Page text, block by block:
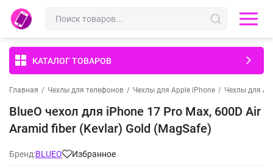
КАТАЛОГ ТОВАРОВ
Главная / Чехлы для телефонов / Чехлы для Apple iPhone / Чехлы для
BlueO чехол для iPhone 17 Pro Max, 600D Air
Aramid fiber (Kevlar) Gold (MagSafe)
Бренд:BLUEO Избранное